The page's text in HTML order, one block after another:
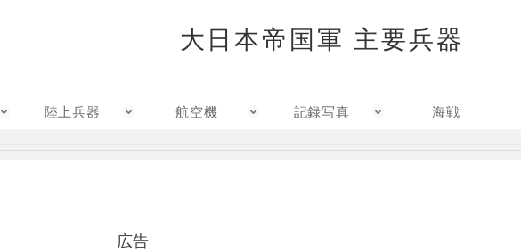
大日本帝国軍 主要兵器
陸上兵器 航空機 記録写真 海戦
広告